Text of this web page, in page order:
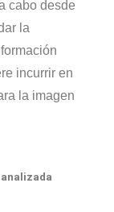
cabo desde
la
incurrir en
la imagen